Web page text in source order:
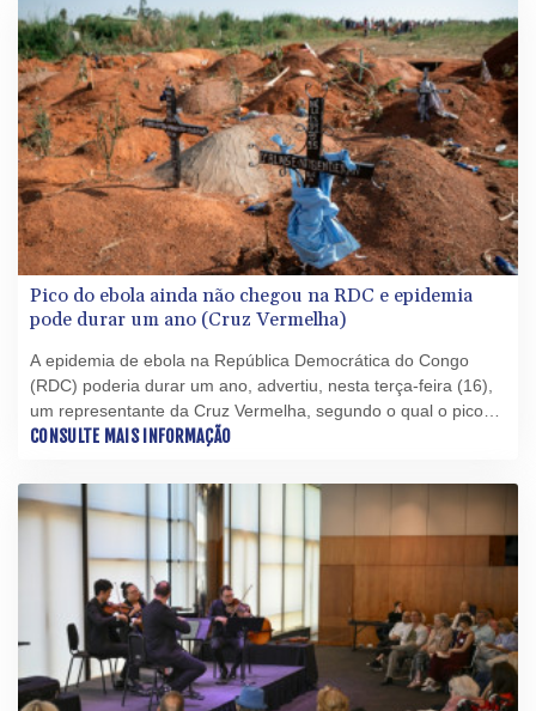
Pico do ebola ainda não chegou na RDC e epidemia
pode durar um ano (Cruz Vermelha)
A epidemia de ebola na República Democrática do Congo
(RDC) poderia durar um ano, advertiu, nesta terça-feira (16),
um representante da Cruz Vermelha, segundo o qual o pico
do surto ainda não foi atingido.
CONSULTE MAIS INFORMAÇÃO